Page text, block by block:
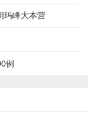
玛峰大本营
例